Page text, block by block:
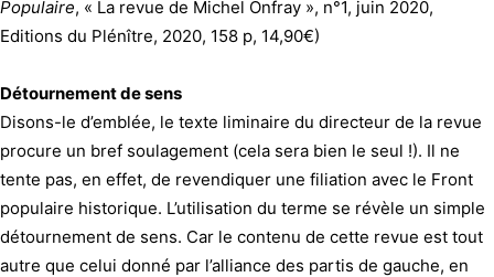
Populaire, « La revue de Michel Onfray », n°1, juin 2020,
Editions du Plénître, 2020, 158 p, 14,90€)
Détournement de sens
Disons-le d’emblée, le texte liminaire du directeur de la revue
procure un bref soulagement (cela sera bien le seul !). Il ne
tente pas, en effet, de revendiquer une filiation avec le Front
populaire historique. L’utilisation du terme se révèle un simple
détournement de sens. Car le contenu de cette revue est tout
autre que celui donné par l’alliance des partis de gauche, en